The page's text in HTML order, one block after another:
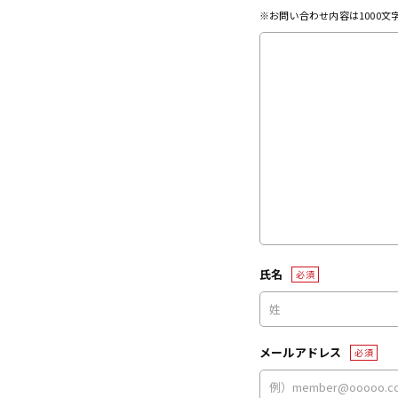
※お問い合わせ内容は1000文
氏名 必須
メールアドレス 必須